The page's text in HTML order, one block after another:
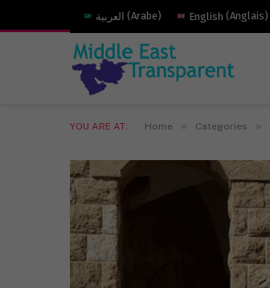
العربية (Arabe) English (Anglais)
YOU ARE AT: Home » Categories »